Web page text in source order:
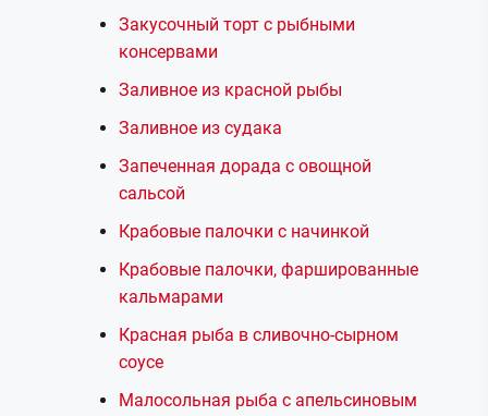
Закусочный торт с рыбными
консервами
Заливное из красной рыбы
Заливное из судака
Запеченная дорада с овощной
сальсой
Крабовые палочки с начинкой
Крабовые палочки, фаршированные
кальмарами
Красная рыба в сливочно-сырном
соусе
Малосольная рыба с апельсиновым